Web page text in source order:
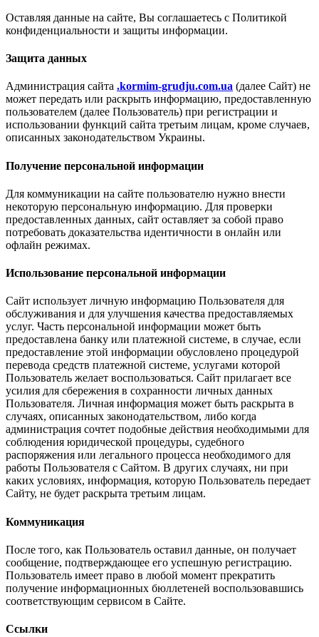
Оставляя данные на сайте, Вы соглашаетесь с Политикой
конфиденциальности и защиты информации.
Защита данных
Администрация сайта .kormim-grudju.com.ua (далее Сайт) не
может передать или раскрыть информацию, предоставленную
пользователем (далее Пользователь) при регистрации и
использовании функций сайта третьим лицам, кроме случаев,
описанных законодательством Украины.
Получение персональной информации
Для коммуникации на сайте пользователю нужно внести
некоторую персональную информацию. Для проверки
предоставленных данных, сайт оставляет за собой право
потребовать доказательства идентичности в онлайн или
офлайн режимах.
Использование персональной информации
Сайт использует личную информацию Пользователя для
обслуживания и для улучшения качества предоставляемых
услуг. Часть персональной информации может быть
предоставлена банку или платежной системе, в случае, если
предоставление этой информации обусловлено процедурой
перевода средств платежной системе, услугами которой
Пользователь желает воспользоваться. Сайт прилагает все
усилия для сбережения в сохранности личных данных
Пользователя. Личная информация может быть раскрыта в
случаях, описанных законодательством, либо когда
администрация сочтет подобные действия необходимыми для
соблюдения юридической процедуры, судебного
распоряжения или легального процесса необходимого для
работы Пользователя с Сайтом. В других случаях, ни при
каких условиях, информация, которую Пользователь передает
Сайту, не будет раскрыта третьим лицам.
Коммуникация
После того, как Пользователь оставил данные, он получает
сообщение, подтверждающее его успешную регистрацию.
Пользователь имеет право в любой момент прекратить
получение информационных бюллетеней воспользовавшись
соответствующим сервисом в Сайте.
Ссылки